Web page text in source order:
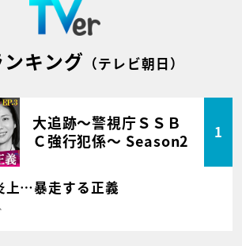
キング （テレビ朝日）
大追跡～警視庁ＳＳＢ
Ｃ強行犯係～ Season2
1
上…暴走する正義